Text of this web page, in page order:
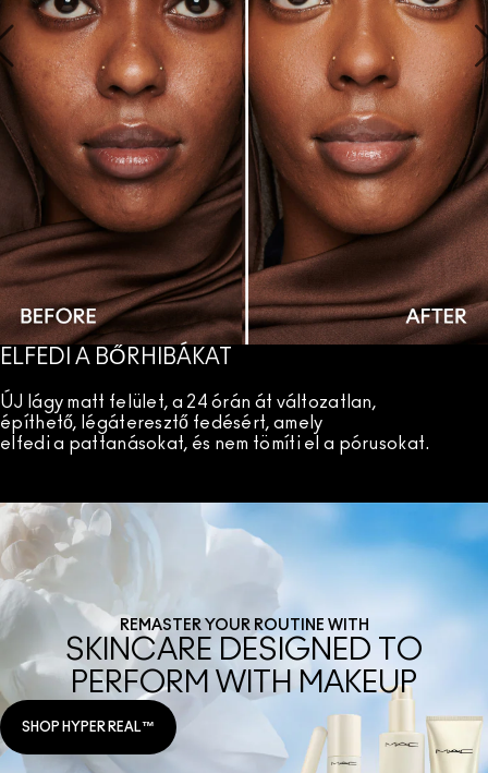
ELFEDI A BŐRHIBÁKAT
ÚJ lágy matt felület, a 24 órán át változatlan,
építhető, légáteresztő fedésért, amely
elfedi a pattanásokat, és nem tömíti el a pórusokat.
REMASTER YOUR ROUTINE WITH
SKINCARE DESIGNED TO
PERFORM WITH MAKEUP
SHOP HYPER REAL™